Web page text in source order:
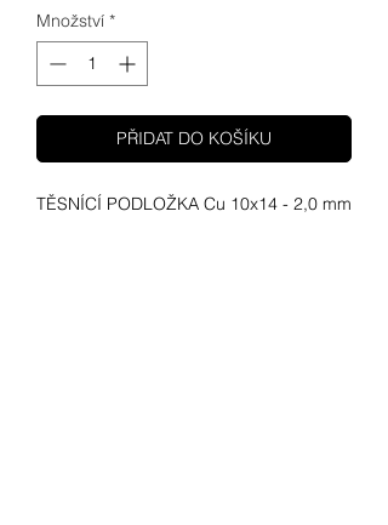
Množství *
PŘIDAT DO KOŠÍKU
TĚSNÍCÍ PODLOŽKA Cu 10x14 - 2,0 mm